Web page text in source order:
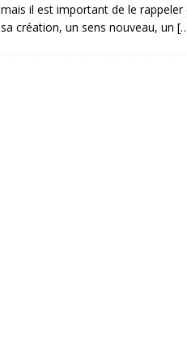
mais il est important de le rappeler
sa création, un sens nouveau, un